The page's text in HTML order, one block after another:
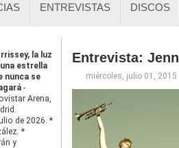
ENTREVISTAS DISCOS
la luz
estrella
nunca se
-
Arena,
de 2026. *
*
y
Entrevista:
miércoles, julio 01, 2015